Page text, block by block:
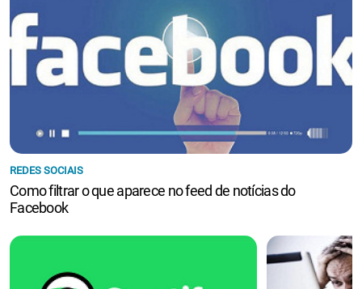
REDES SOCIAIS
Como filtrar o que aparece no feed de notícias do
Facebook